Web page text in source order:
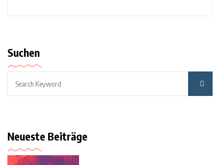
Suchen
Neueste Beiträge